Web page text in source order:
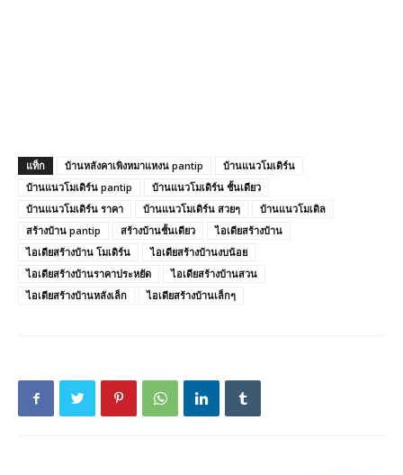
แท็ก บ้านหลังคาเพิงหมาแหงน pantip
บ้านแนวโมเดิร์น
บ้านแนวโมเดิร์น pantip
บ้านแนวโมเดิร์น ชั้นเดียว
บ้านแนวโมเดิร์น ราคา
บ้านแนวโมเดิร์น สวยๆ
บ้านแนวโมเดิล
สร้างบ้าน pantip
สร้างบ้านชั้นเดียว
ไอเดียสร้างบ้าน
ไอเดียสร้างบ้าน โมเดิร์น
ไอเดียสร้างบ้านงบน้อย
ไอเดียสร้างบ้านราคาประหยัด
ไอเดียสร้างบ้านสวน
ไอเดียสร้างบ้านหลังเล็ก
ไอเดียสร้างบ้านเล็กๆ